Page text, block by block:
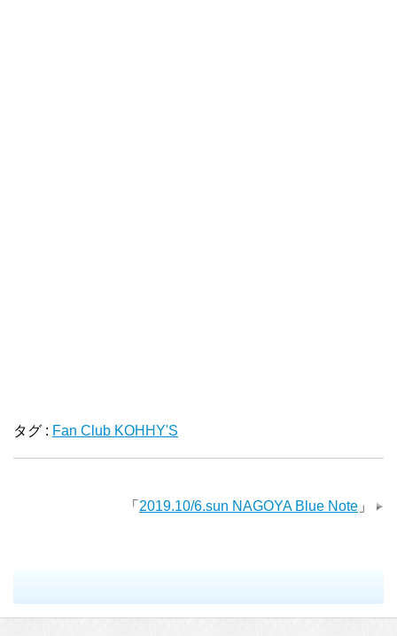
タグ : Fan Club KOHHY'S
「 2019.10/6.sun NAGOYA Blue Note 」